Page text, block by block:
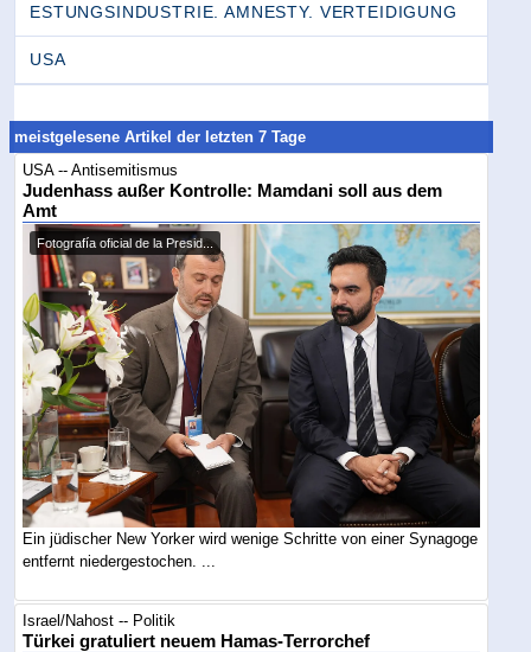
ESTUNGSINDUSTRIE. AMNESTY. VERTEIDIGUNG
USA
meistgelesene Artikel der letzten 7 Tage
USA -- Antisemitismus
Judenhass außer Kontrolle: Mamdani soll aus dem
Amt
Fotografía oficial de la Presid...
Ein jüdischer New Yorker wird wenige Schritte von einer Synagoge
entfernt niedergestochen. ...
Israel/Nahost -- Politik
Türkei gratuliert neuem Hamas-Terrorchef